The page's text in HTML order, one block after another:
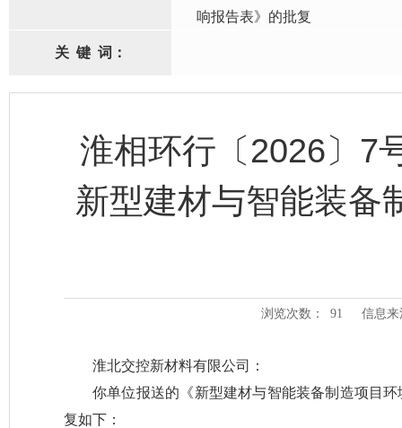
响报告表》的批复
关 键 词：
淮相环行〔2026〕7
新型建材与智能装备
浏览次数： 91 信息
淮北交控新材料有限公司
：
你单位报送的《新型建材与智能装备制造项目
复如下：